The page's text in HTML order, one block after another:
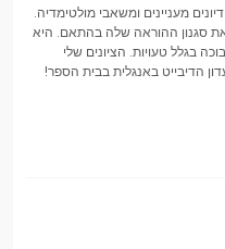
מעניינים ומשאבי מולטימדיה.
את סגנון ההוראה שלה בהתאם. היא
בגלל טעויות. הציונים שלי
הדיבייט באנגלית בבית הספר!